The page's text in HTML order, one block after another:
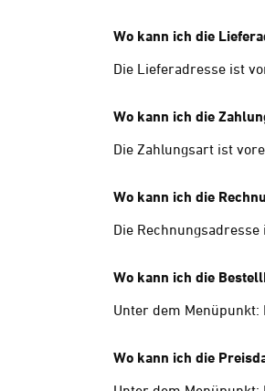
Wo kann ich die
Die Lieferadresse ist
Wo kann ich die
Die Zahlungsart ist
Wo kann ich die
Die
Wo kann ich die
Unter dem Menüpunkt:
Wo kann ich die